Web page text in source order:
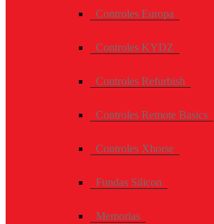
Controles Europa
Controles KYDZ
Controles Refurbish
Controles Remote Basics
Controles Xhorse
Fundas Silicon
Memorias